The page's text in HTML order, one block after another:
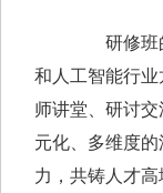
研修班的师
和人工智能行
师讲堂、研讨
元化、多维度
力，共铸人才